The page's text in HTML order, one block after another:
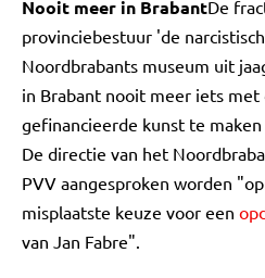
Nooit meer in BrabantDe
provinciebestuur 'de
Noordbrabants museum uit
in Brabant nooit meer iets met
gefinancieerde kunst te
De directie van het
PVV aangesproken worden
misplaatste keuze voor een
van Jan Fabre".